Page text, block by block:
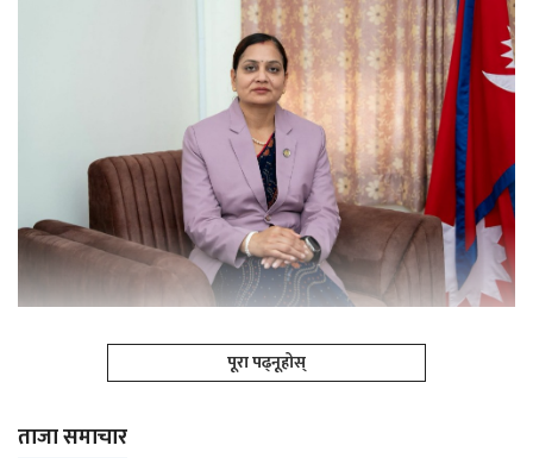
पूरा पढ्नूहोस्
ताजा समाचार